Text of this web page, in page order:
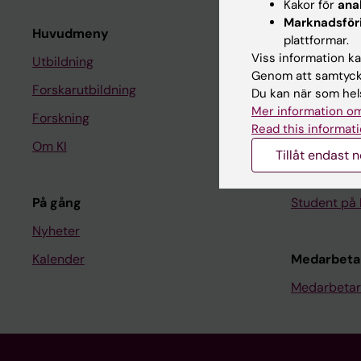
Huvudmeny
Utbildning
Forskarutbildning
Forskning
Om KI
På gång
Nyheter
Kalender
Student
Ladok
Canvas
Schema
Kurs- och
Student på
Kakor för
plattformar.
Viss information
Genom att
Du kan när som
Mer information
Read this
Tillåt endast